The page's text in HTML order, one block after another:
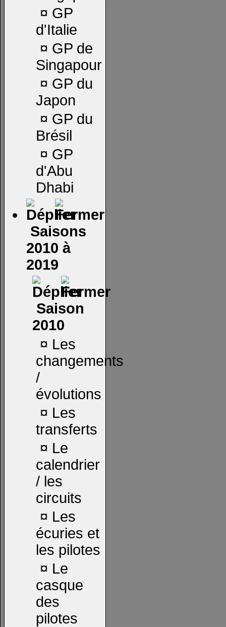
¤ GP
d'Italie
¤ GP de
Singapour
¤ GP du
Japon
¤ GP du
Brésil
¤ GP
d'Abu
Dhabi
Saisons
2010 à
2019
Saison
2010
¤ Les
changements
/
évolutions
¤ Les
transferts
¤ Le
calendrier
/ les
circuits
¤ Les
écuries et
les pilotes
¤ Le
casque
des
pilotes